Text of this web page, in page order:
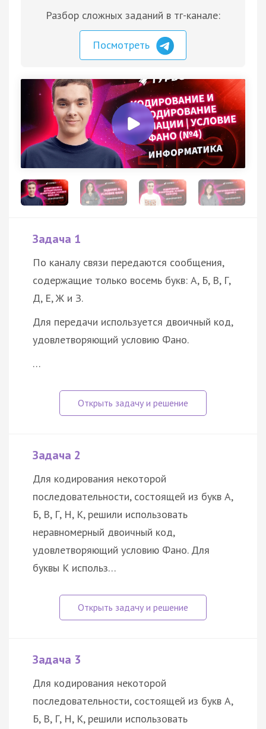
Разбор сложных заданий в тг-канале:
Посмотреть
Задача 1
По каналу связи передаются сообщения,
содержащие только восемь букв: А, Б, В, Г,
Д, Е, Ж и З.
Для передачи используется двоичный код,
удовлетворяющий условию Фано.
…
Задача 2
Для кодирования некоторой
последовательности, состоящей из букв А,
Б, В, Г, Н, К, решили использовать
неравномерный двоичный код,
удовлетворяющий условию Фано. Для
буквы К использ…
Задача 3
Для кодирования некоторой
последовательности, состоящей из букв А,
Б, В, Г, Н, К, решили использовать